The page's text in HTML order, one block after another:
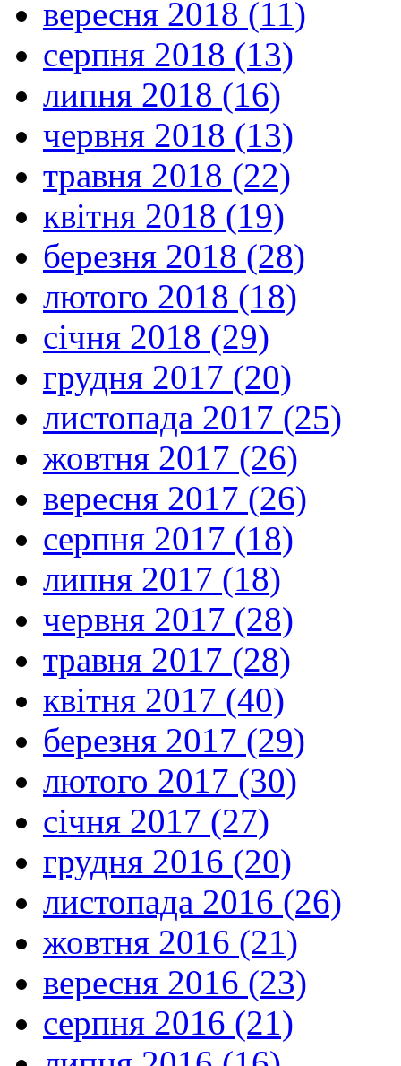
вересня 2018 (11)
серпня 2018 (13)
липня 2018 (16)
червня 2018 (13)
травня 2018 (22)
квітня 2018 (19)
березня 2018 (28)
лютого 2018 (18)
січня 2018 (29)
грудня 2017 (20)
листопада 2017 (25)
жовтня 2017 (26)
вересня 2017 (26)
серпня 2017 (18)
липня 2017 (18)
червня 2017 (28)
травня 2017 (28)
квітня 2017 (40)
березня 2017 (29)
лютого 2017 (30)
січня 2017 (27)
грудня 2016 (20)
листопада 2016 (26)
жовтня 2016 (21)
вересня 2016 (23)
серпня 2016 (21)